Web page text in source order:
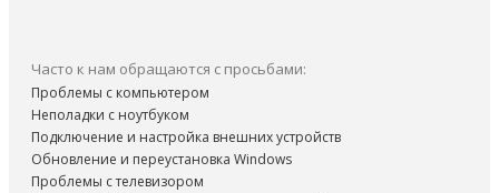
Часто к нам обращаются с просьбами:
Проблемы с компьютером
Неполадки с ноутбуком
Подключение и настройка внешних устройств
Обновление и переустановка Windows
Проблемы с телевизором